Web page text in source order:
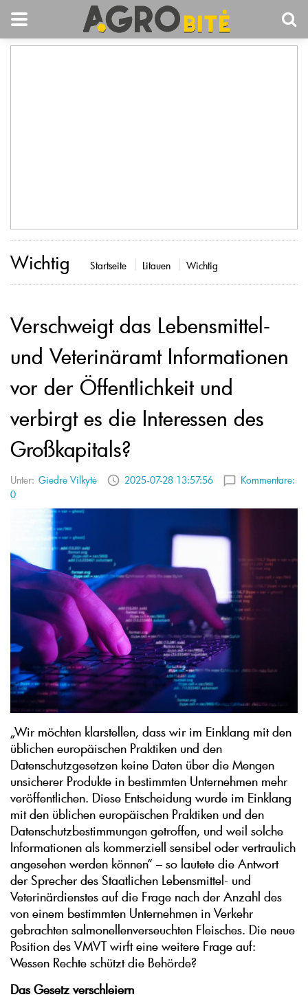
Wichtig Startseite Litauen Wichtig
Verschweigt das Lebensmittel-
und Veterinäramt Informationen
vor der Öffentlichkeit und
verbirgt es die Interessen des
Großkapitals?
Unter: Giedrė Vilkytė 2025-07-28 13:57:56
Kommentare:
0
„Wir möchten klarstellen, dass wir im Einklang mit den
üblichen europäischen Praktiken und den
Datenschutzgesetzen keine Daten über die Mengen
unsicherer Produkte in bestimmten Unternehmen mehr
veröffentlichen. Diese Entscheidung wurde im Einklang
mit den üblichen europäischen Praktiken und den
Datenschutzbestimmungen getroffen, und weil solche
Informationen als kommerziell sensibel oder vertraulich
angesehen werden können“ – so lautete die Antwort
der Sprecher des Staatlichen Lebensmittel- und
Veterinärdienstes auf die Frage nach der Anzahl des
von einem bestimmten Unternehmen in Verkehr
gebrachten salmonellenverseuchten Fleisches. Die neue
Position des VMVT wirft eine weitere Frage auf:
Wessen Rechte schützt die Behörde?
Das Gesetz verschleiern